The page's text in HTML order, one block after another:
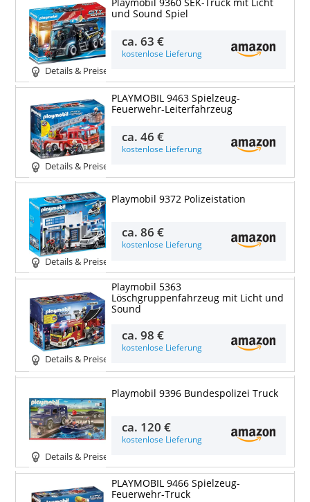
Details & Preise
Playmobil 9360 SEK-Truck mit Licht
und Sound Spiel
ca.63 €
kostenlose Lieferung
Details & Preise
PLAYMOBIL 9463 Spielzeug-
Feuerwehr-Leiterfahrzeug
ca.46 €
kostenlose Lieferung
Details & Preise
Playmobil 9372 Polizeistation
ca.86 €
kostenlose Lieferung
Details & Preise
Playmobil 5363
Löschgruppenfahrzeug mit Licht und
Sound
ca.98 €
kostenlose Lieferung
Details & Preise
Playmobil 9396 Bundespolizei Truck
ca. 120 €
kostenlose Lieferung
PLAYMOBIL 9466 Spielzeug-
Feuerwehr-Truck